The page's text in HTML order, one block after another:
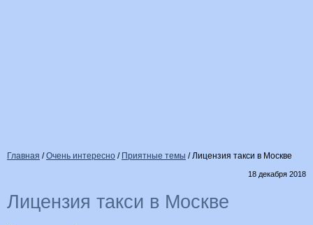
Главная /Очень интересно / Приятные темы /Лицензия такси в Москве
18 декабря 2018
Лицензия такси в Москве